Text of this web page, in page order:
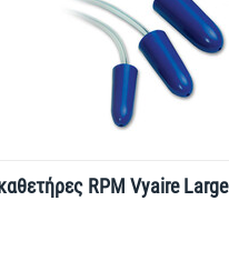
καθετήρες RPM Vyaire Large